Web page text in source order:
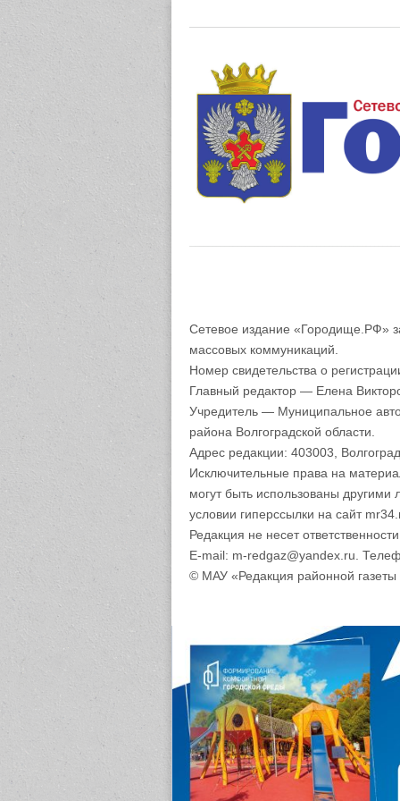
Сетевое издание «Городище.РФ»
массовых коммуникаций.
Номер свидетельства о
Главный редактор — Елена
Учредитель — Муниципальное
района Волгоградской области.
Адрес редакции: 403003,
Исключительные права на
могут быть использованы
условии гиперссылки на сайт
Редакция не несет
E-mail: m-redgaz@yandex.ru.
© МАУ «Редакция районной газеты